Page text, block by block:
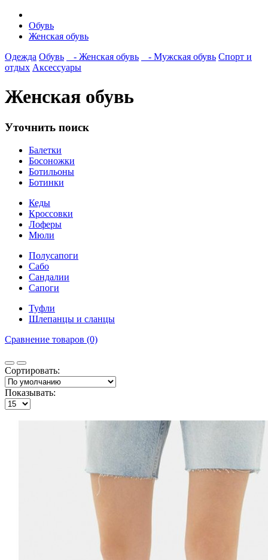
Обувь
Женская обувь
Одежда Обувь - Женская обувь - Мужская обувь Спорт и
отдых Аксессуары
Женская обувь
Уточнить поиск
Балетки
Босоножки
Ботильоны
Ботинки
Кеды
Кроссовки
Лоферы
Мюли
Полусапоги
Сабо
Сандалии
Сапоги
Туфли
Шлепанцы и сланцы
Сравнение товаров (0)
Сортировать:
Показывать: